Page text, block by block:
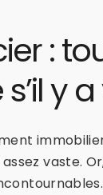
:
y
vaste.